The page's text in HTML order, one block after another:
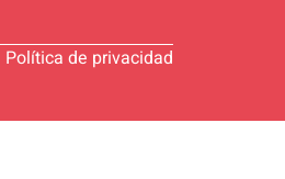
Política de privacidad